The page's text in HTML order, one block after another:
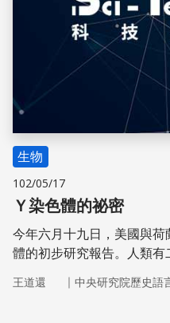
生物
102/05/17
Ｙ染色體的祕密
今年六月十九日，美國與
體的初步研究報告。人類
王道還 ｜ 中央研究院歷史語